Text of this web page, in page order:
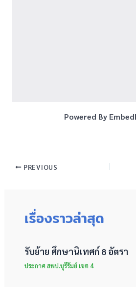
Powered By
PREVIOUS
เรื่องราวล่าสุด
รับย้าย ศึกษานิเทศก์ 8 อัตรา
ประกาศ สพป.บุรีรัมย์ เขต 4